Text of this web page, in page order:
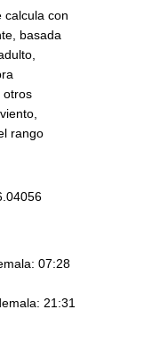
calcula con
basada
otros
rango
07:28
21:31